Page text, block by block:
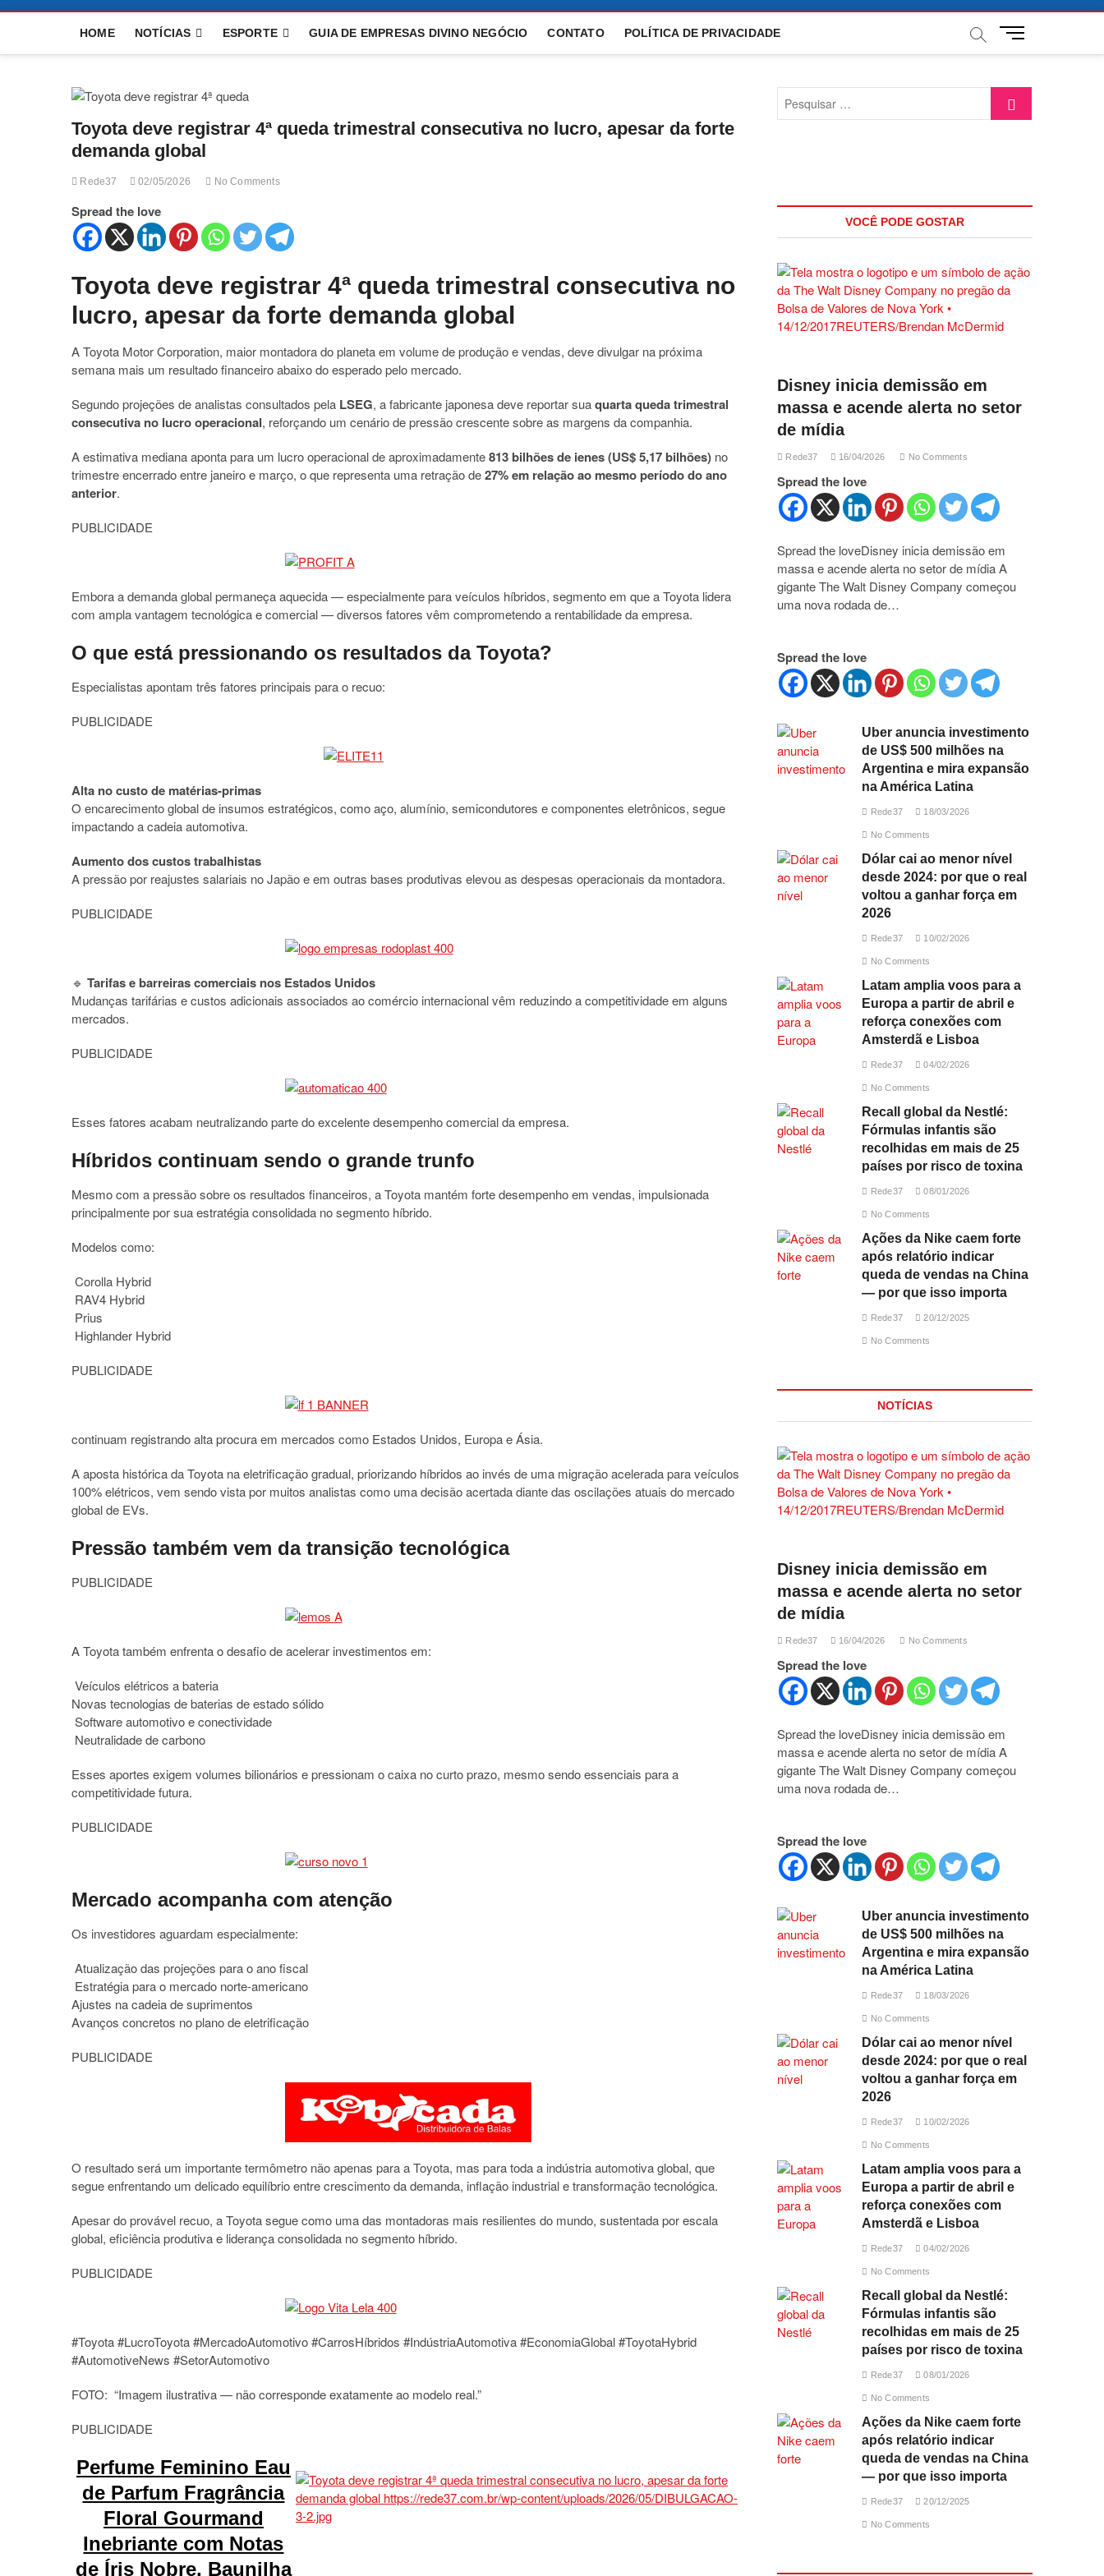
HOME NOTÍCIAS ESPORTE GUIA DE EMPRESAS DIVINO NEGÓCIO CONTATO POLÍTICA DE PRIVACIDADE
M
u
B
u
Toyota deve registrar 4ª queda trimestral consecutiva no lucro, apesar da forte
demanda global
Rede37 02/05/2026 No Comments
Spread the love
Toyota deve registrar 4ª queda trimestral consecutiva no
lucro, apesar da forte demanda global
A Toyota Motor Corporation, maior montadora do planeta em volume de produção e vendas, deve divulgar na próxima
semana mais um resultado financeiro abaixo do esperado pelo mercado.
Segundo projeções de analistas consultados pela LSEG, a fabricante japonesa deve reportar suaquarta queda trimestral
consecutiva no lucro operacional, reforçando um cenário de pressão crescente sobre as margens da companhia.
A estimativa mediana aponta para um lucro operacional de aproximadamente813 bilhões de ienes (US$ 5,17 bilhões) no
trimestre encerrado entre janeiro e março, o que representa uma retração de27% em relação ao mesmo período do ano
anterior.
PUBLICIDADE
Embora a demanda global permaneça aquecida — especialmente para veículos híbridos, segmento em que a Toyota lidera
com ampla vantagem tecnológica e comercial — diversos fatores vêm comprometendo a rentabilidade da empresa.
O que está pressionando os resultados da Toyota?
Especialistas apontam três fatores principais para o recuo:
PUBLICIDADE
Alta no custo de matérias-primas
O encarecimento global de insumos estratégicos, como aço, alumínio, semicondutores e componentes eletrônicos, segue
impactando a cadeia automotiva.
Aumento dos custos trabalhistas
A pressão por reajustes salariais no Japão e em outras bases produtivas elevou as despesas operacionais da montadora.
PUBLICIDADE
🔹 Tarifas e barreiras comerciais nos Estados Unidos
Mudanças tarifárias e custos adicionais associados ao comércio internacional vêm reduzindo a competitividade em alguns
mercados.
PUBLICIDADE
Esses fatores acabam neutralizando parte do excelente desempenho comercial da empresa.
Híbridos continuam sendo o grande trunfo
Mesmo com a pressão sobre os resultados financeiros, a Toyota mantém forte desempenho em vendas, impulsionada
principalmente por sua estratégia consolidada no segmento híbrido.
Modelos como:
Corolla Hybrid
RAV4 Hybrid
Prius
Highlander Hybrid
PUBLICIDADE
continuam registrando alta procura em mercados como Estados Unidos, Europa e Ásia.
A aposta histórica da Toyota na eletrificação gradual, priorizando híbridos ao invés de uma migração acelerada para veículos
100% elétricos, vem sendo vista por muitos analistas como uma decisão acertada diante das oscilações atuais do mercado
global de EVs.
Pressão também vem da transição tecnológica
PUBLICIDADE
A Toyota também enfrenta o desafio de acelerar investimentos em:
Veículos elétricos a bateria
Novas tecnologias de baterias de estado sólido
Software automotivo e conectividade
Neutralidade de carbono
Esses aportes exigem volumes bilionários e pressionam o caixa no curto prazo, mesmo sendo essenciais para a
competitividade futura.
PUBLICIDADE
Mercado acompanha com atenção
Os investidores aguardam especialmente:
Atualização das projeções para o ano fiscal
Estratégia para o mercado norte-americano
Ajustes na cadeia de suprimentos
Avanços concretos no plano de eletrificação
PUBLICIDADE
O resultado será um importante termômetro não apenas para a Toyota, mas para toda a indústria automotiva global, que
segue enfrentando um delicado equilíbrio entre crescimento da demanda, inflação industrial e transformação tecnológica.
Apesar do provável recuo, a Toyota segue como uma das montadoras mais resilientes do mundo, sustentada por escala
global, eficiência produtiva e liderança consolidada no segmento híbrido.
PUBLICIDADE
#Toyota #LucroToyota #MercadoAutomotivo #CarrosHíbridos #IndústriaAutomotiva #EconomiaGlobal #ToyotaHybrid
#AutomotiveNews #SetorAutomotivo
FOTO: “Imagem ilustrativa — não corresponde exatamente ao modelo real.”
PUBLICIDADE
Perfume Feminino Eau
de Parfum Fragrância
Floral Gourmand
Inebriante com Notas
de Íris Nobre, Baunilha
VOCÊ PODE GOSTAR
Disney inicia demissão em
massa e acende alerta no setor
de mídia
Rede37 16/04/2026 No Comments
Spread the love
Spread the loveDisney inicia demissão em
massa e acende alerta no setor de mídia A
gigante The Walt Disney Company começou
uma nova rodada de…
Spread the love
Uber anuncia investimento
de US$ 500 milhões na
Argentina e mira expansão
na América Latina
Rede37 18/03/2026
No Comments
Dólar cai ao menor nível
desde 2024: por que o real
voltou a ganhar força em
2026
Rede37 10/02/2026
No Comments
Latam amplia voos para a
Europa a partir de abril e
reforça conexões com
Amsterdã e Lisboa
Rede37 04/02/2026
No Comments
Recall global da Nestlé:
Fórmulas infantis são
recolhidas em mais de 25
países por risco de toxina
Rede37 08/01/2026
No Comments
Ações da Nike caem forte
após relatório indicar
queda de vendas na China
— por que isso importa
Rede37 20/12/2025
No Comments
NOTÍCIAS
Disney inicia demissão em
massa e acende alerta no setor
de mídia
Rede37 16/04/2026 No Comments
Spread the love
Spread the loveDisney inicia demissão em
massa e acende alerta no setor de mídia A
gigante The Walt Disney Company começou
uma nova rodada de…
Spread the love
Uber anuncia investimento
de US$ 500 milhões na
Argentina e mira expansão
na América Latina
Rede37 18/03/2026
No Comments
Dólar cai ao menor nível
desde 2024: por que o real
voltou a ganhar força em
2026
Rede37 10/02/2026
No Comments
Latam amplia voos para a
Europa a partir de abril e
reforça conexões com
Amsterdã e Lisboa
Rede37 04/02/2026
No Comments
Recall global da Nestlé:
Fórmulas infantis são
recolhidas em mais de 25
países por risco de toxina
Rede37 08/01/2026
No Comments
Ações da Nike caem forte
após relatório indicar
queda de vendas na China
— por que isso importa
Rede37 20/12/2025
No Comments